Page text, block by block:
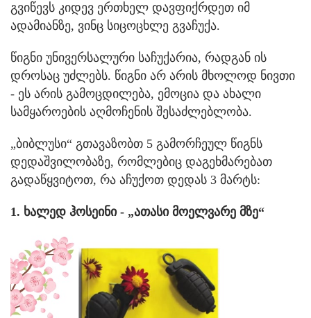
გვიწევს კიდევ ერთხელ დავფიქრდეთ იმ
ადამიანზე, ვინც სიცოცხლე გვაჩუქა.
წიგნი უნივერსალური საჩუქარია, რადგან ის
დროსაც უძლებს. წიგნი არ არის მხოლოდ ნივთი
- ეს არის გამოცდილება, ემოცია და ახალი
სამყაროების აღმოჩენის შესაძლებლობა.
„ბიბლუსი“ გთავაზობთ 5 გამორჩეულ წიგნს
დედაშვილობაზე, რომლებიც დაგეხმარებათ
გადაწყვიტოთ, რა აჩუქოთ დედას 3 მარტს:
1. ხალედ ჰოსეინი - „ათასი მოელვარე მზე“